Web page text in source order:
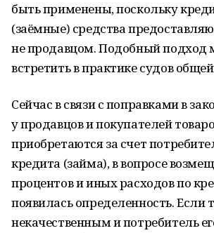
быть применены, поскольку
(заёмные) средства
не продавцом. Подобный подход
встретить в практике судов
Сейчас в связи с поправками в
у продавцов и покупателей
приобретаются за счет
кредита (займа), в вопросе
процентов и иных расходов по
появилась определенность. Если
некачественным и потребитель